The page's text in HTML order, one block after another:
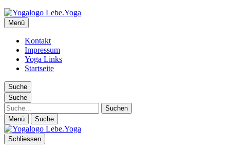
Lebe.Yoga: der Yoga Blog | das Yoga Magazin
Yoga erleben in Wien, Florida… Yoga Magazin, Yogabücher,
Yogavideos…
Menü
Kontakt
Impressum
Yoga Links
Startseite
Suche
Suche
Suche
Menü Suche
Schliessen